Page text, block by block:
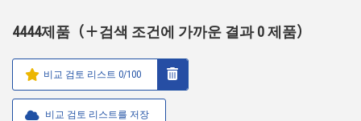
4444제품（＋검색 조건에 가까운 결과 0 제품）
비교 검토 리스트 0/100
비교 검토 리스트를 저장